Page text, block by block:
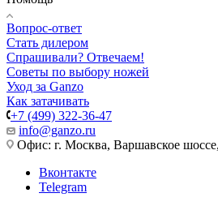
Вопрос-ответ
Стать дилером
Спрашивали? Отвечаем!
Советы по выбору ножей
Уход за Ganzo
Как затачивать
+7 (499) 322-36-47
info@ganzo.ru
Офис: г. Москва, Варшавское
Вконтакте
Telegram